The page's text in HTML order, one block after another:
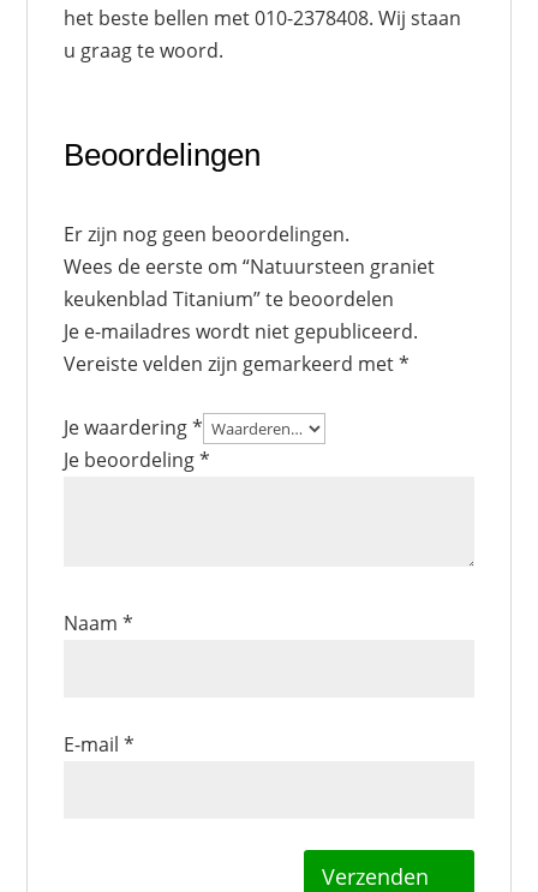
het beste bellen met 010-2378408. Wij staan
u graag te woord.
Beoordelingen
Er zijn nog geen beoordelingen.
Wees de eerste om “Natuursteen graniet
keukenblad Titanium” te beoordelen
Je e-mailadres wordt niet gepubliceerd.
Vereiste velden zijn gemarkeerd met*
Je waardering*
Je beoordeling*
Naam*
E-mail*